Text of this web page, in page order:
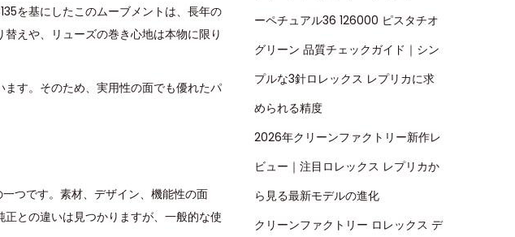
を基にしたこのムーブメントは、長年の
えや、リューズの巻き心地は本物に限り
す。そのため、実用性の面でも優れたパ
つです。素材、デザイン、機能性の面
との違いは見つかりますが、一般的な使
ーペチュアル36 126000 ピスタチオ
グリーン 品質チェックガイド｜シン
プルな3針ロレックス レプリカに求
められる精度
2026年クリーンファクトリー新作レ
ビュー｜注目ロレックス レプリカか
ら見る最新モデルの進化
クリーンファクトリー ロレックス デ